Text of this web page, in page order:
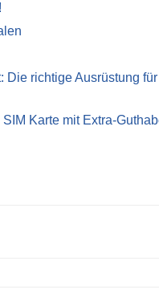
richtige Ausrüstung
Karte mit Extra-